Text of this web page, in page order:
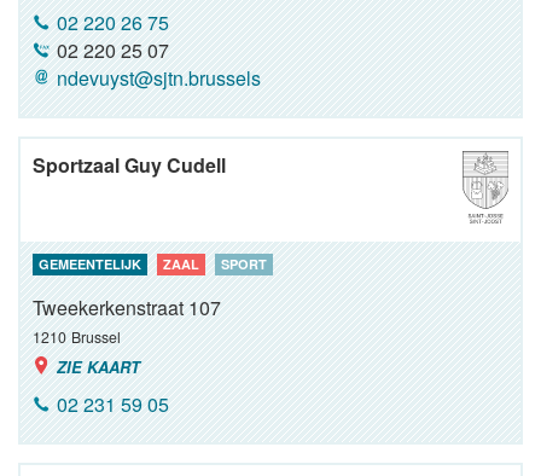
02 220 26 75
02 220 25 07
ndevuyst@sjtn.brussels
Sportzaal Guy Cudell
GEMEENTELIJK ZAAL SPORT
Tweekerkenstraat 107
1210 Brussel
ZIE KAART
02 231 59 05